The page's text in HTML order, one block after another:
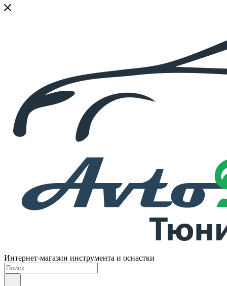
Интернет-магазин инструмента и оснастки